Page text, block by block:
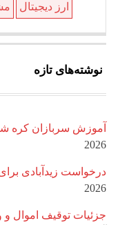
ارز دیجیتال
نوشته‌های تازه
آموزش سربازان کره
2026
درخواست زیدآبادی
2026
جزئیات توقیف اموال